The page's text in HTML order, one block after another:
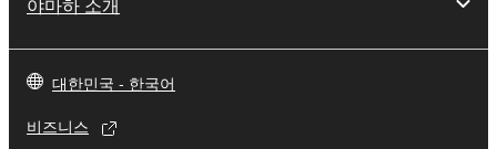
대한민국 - 한국어
비즈니스